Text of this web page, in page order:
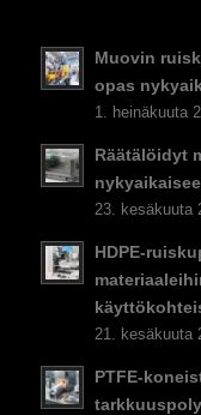
Muovin
opas
1. heinäkuuta
Räätälöidyt
23. kesäkuuta
HDPE-
21. kesäkuuta
PTFE-
ES
JA
PT
CS
DA